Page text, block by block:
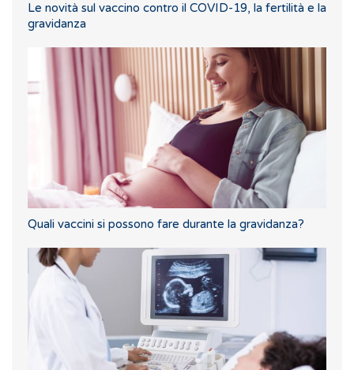
Le novità sul vaccino contro il COVID-19, la fertilità e la
gravidanza
Quali vaccini si possono fare durante la gravidanza?